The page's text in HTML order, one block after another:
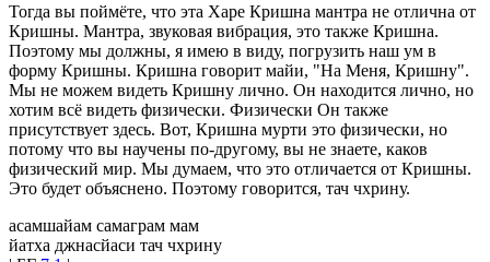
Тогда вы поймёте, что эта Харе Кришна мантра не отлична от
Кришны. Мантра, звуковая вибрация, это также Кришна.
Поэтому мы должны, я имею в виду, погрузить наш ум в
форму Кришны. Кришна говорит майи, "На Меня, Кришну".
Мы не можем видеть Кришну лично. Он находится лично, но
хотим всё видеть физически. Физически Он также
присутствует здесь. Вот, Кришна мурти это физически, но
потому что вы научены по-другому, вы не знаете, каков
физический мир. Мы думаем, что это отличается от Кришны.
Это будет объяснено. Поэтому говорится, тач чхрину.
асамшайам самаграм мам
йатха джнасйаси тач чхрину